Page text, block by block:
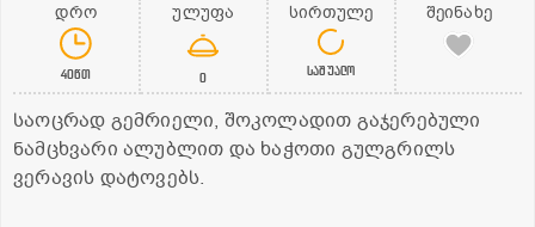
დრო
40წთ
ულუფა
0
სირთულე
საშუალო
შეინახე
საოცრად გემრიელი, შოკოლადით გაჯერებული
ნამცხვარი ალუბლით და ხაჭოთი გულგრილს
ვერავის დატოვებს.